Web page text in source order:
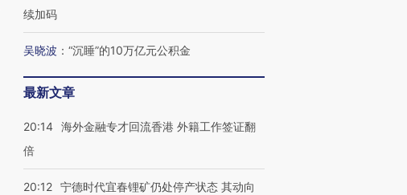
续加码
吴晓波 ： “沉睡”的10万亿元公积金
最新文章
20:14 海外金融专才回流香港 外籍工作签证翻
倍
20:12 宁德时代宜春锂矿仍处停产状态 其动向